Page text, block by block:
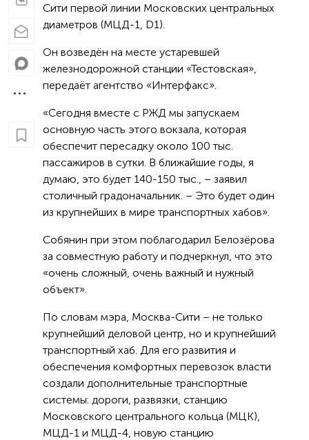
Сити первой линии Московских центральных
диаметров (МЦД-1, D1).
Он возведён на месте устаревшей
железнодорожной станции «Тестовская»,
передаёт агентство «Интерфакс».
«Сегодня вместе с РЖД мы запускаем
основную часть этого вокзала, которая
обеспечит пересадку около 100 тыс.
пассажиров в сутки. В ближайшие годы, я
думаю, это будет 140-150 тыс., – заявил
столичный градоначальник. – Это будет один
из крупнейших в мире транспортных хабов».
Собянин при этом поблагодарил Белозёрова
за совместную работу и подчеркнул, что это
«очень сложный, очень важный и нужный
объект».
По словам мэра, Москва-Сити – не только
крупнейший деловой центр, но и крупнейший
транспортный хаб. Для его развития и
обеспечения комфортных перевозок власти
создали дополнительные транспортные
системы: дороги, развязки, станцию
Московского центрального кольца (МЦК),
МЦД-1 и МЦД-4, новую станцию